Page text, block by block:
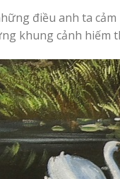
điều anh ta
khung cảnh hiếm